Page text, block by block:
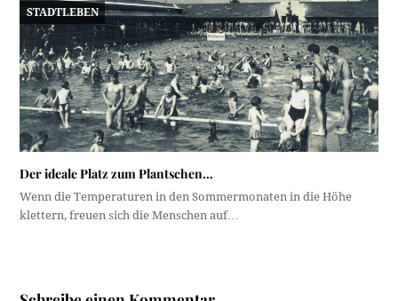
STADTLEBEN
Der ideale Platz zum Plantschen…
Wenn die Temperaturen in den Sommermonaten in die Höhe
klettern, freuen sich die Menschen auf…